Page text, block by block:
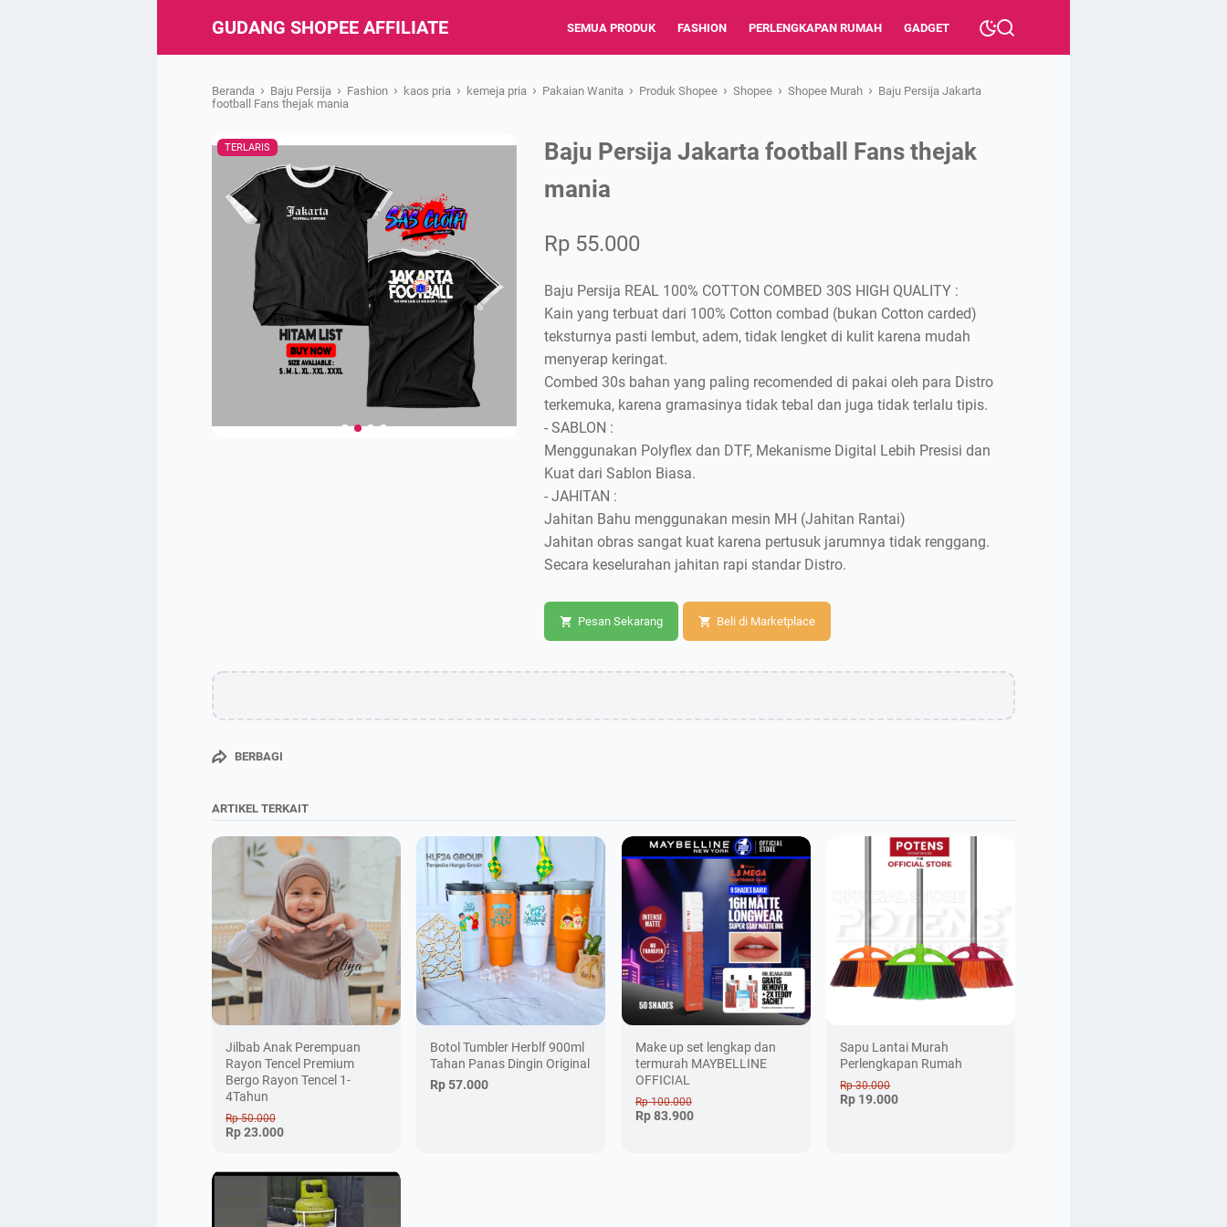
GUDANG SHOPEE AFFILIATE SEMUA PRODUK FASHION PERLENGKAPAN RUMAH GADGET
Beranda › Baju Persija › Fashion › kaos pria › kemeja pria › Pakaian Wanita › Produk Shopee › Shopee › Shopee Murah › Baju Persija Jakarta
football Fans thejak mania
Baju Persija Jakarta football Fans thejak
mania
TERLARIS
Rp 55.000
Baju Persija REAL 100% COTTON COMBED 30S HIGH QUALITY :
Kain yang terbuat dari 100% Cotton combad (bukan Cotton carded)
teksturnya pasti lembut, adem, tidak lengket di kulit karena mudah
menyerap keringat.
Combed 30s bahan yang paling recomended di pakai oleh para Distro
terkemuka, karena gramasinya tidak tebal dan juga tidak terlalu tipis.
- SABLON :
Menggunakan Polyflex dan DTF, Mekanisme Digital Lebih Presisi dan
Kuat dari Sablon Biasa.
- JAHITAN :
Jahitan Bahu menggunakan mesin MH (Jahitan Rantai)
Jahitan obras sangat kuat karena pertusuk jarumnya tidak renggang.
Secara keselurahan jahitan rapi standar Distro.
Pesan Sekarang Beli di Marketplace
BERBAGI
ARTIKEL TERKAIT
Jilbab Anak Perempuan
Rayon Tencel Premium
Bergo Rayon Tencel 1-
4Tahun
Rp 50.000
Rp 23.000
Botol Tumbler Herblf 900ml
Tahan Panas Dingin Original
Rp 57.000
Make up set lengkap dan
termurah MAYBELLINE
OFFICIAL
Rp 100.000
Rp 83.900
Sapu Lantai Murah
Perlengkapan Rumah
Rp 30.000
Rp 19.000
Shopee
Produk:
Baju Persija Jakarta football Fans thejak mania
Rp 55.000
Qty: 鈭